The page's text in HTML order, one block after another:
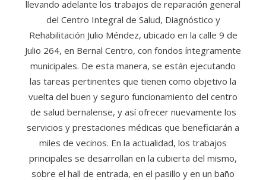
llevando adelante los trabajos de reparación general
del Centro Integral de Salud, Diagnóstico y
Rehabilitación Julio Méndez, ubicado en la calle 9 de
Julio 264, en Bernal Centro, con fondos íntegramente
municipales. De esta manera, se están ejecutando
las tareas pertinentes que tienen como objetivo la
vuelta del buen y seguro funcionamiento del centro
de salud bernalense, y así ofrecer nuevamente los
servicios y prestaciones médicas que beneficiarán a
miles de vecinos. En la actualidad, los trabajos
principales se desarrollan en la cubierta del mismo,
sobre el hall de entrada, en el pasillo y en un baño